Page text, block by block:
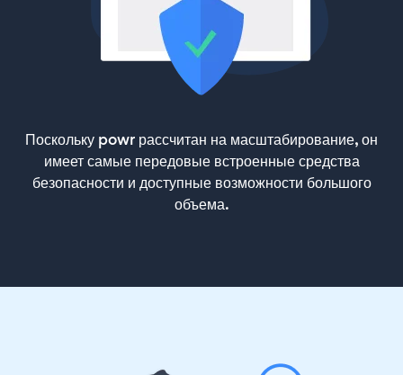
Поскольку powr рассчитан на масштабирование, он
имеет самые передовые встроенные средства
безопасности и доступные возможности большого
объема.